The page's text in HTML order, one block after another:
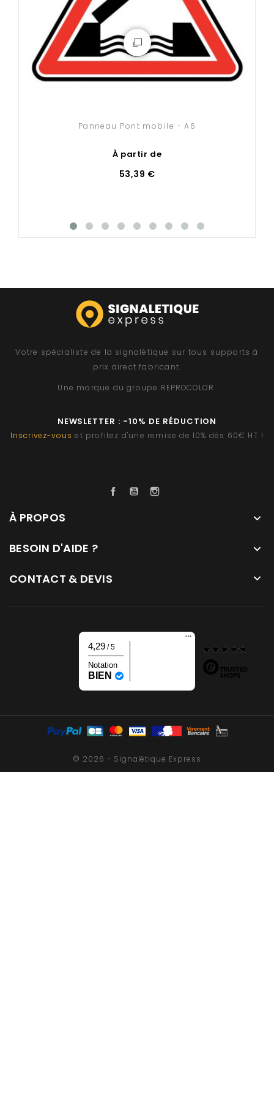
Comment fixer votre panneau routier
Nos accessoires de fixation (poteaux, brides et
fourreaux) sont disponiblesen cliquant ici.
Panneau Pont mobile - A6
À partir de
53,39 €
Votre spécialiste de la signalétique sur tous supports à
prix direct fabricant.
Une marque du groupe REPROCOLOR.
NEWSLETTER : -10% DE RÉDUCTION
Inscrivez-vous et profitez d'une remise de 10% dès 60€ HT !
FacebookYouTube
À PROPOS 
BESOIN D'AIDE ? 
CONTACT & DEVIS 
4,29 / 5
Notation
BIEN
© 2026 - Signalétique Express